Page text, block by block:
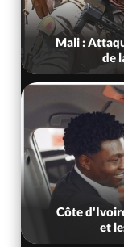
Mali :
de
Côte
et